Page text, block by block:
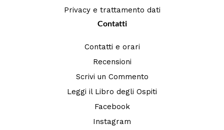
Privacy e trattamento dati
Contatti
Contatti e orari
Recensioni
Scrivi un Commento
Leggi il Libro degli Ospiti
Facebook
Instagram